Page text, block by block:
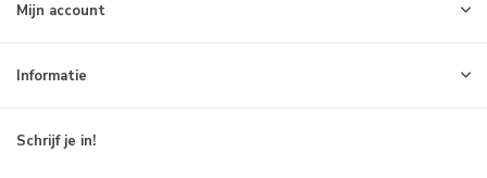
Mijn account
Informatie
Schrijf je in!